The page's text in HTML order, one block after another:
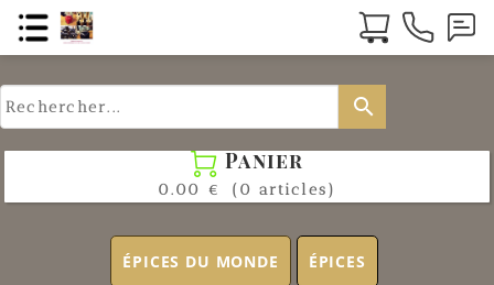
search
 Panier
0.00 € (0 articles)
ÉPICES DU MONDE ÉPICES